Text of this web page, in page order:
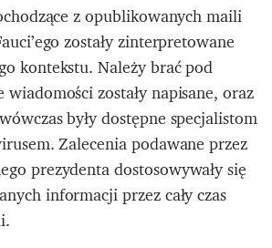
z opublikowanych maili
zostały zinterpretowane
kontekstu. Należy brać pod
zostały napisane, oraz
były dostępne specjalistom
Zalecenia podawane przez
prezydenta dostosowywały się
informacji przez cały czas